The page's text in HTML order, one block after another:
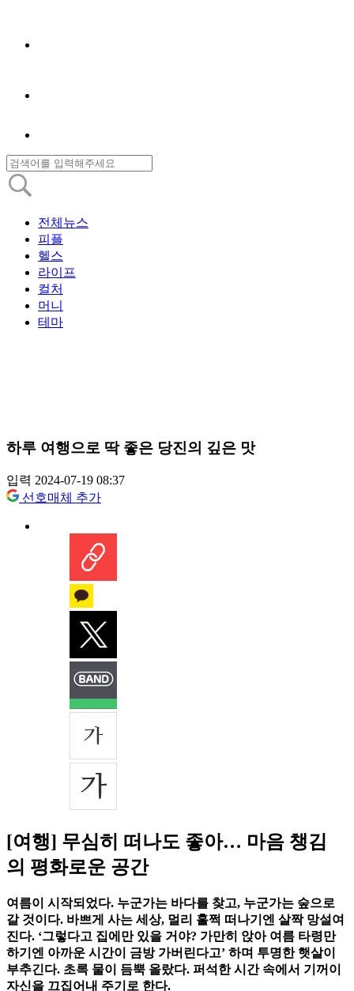
전체뉴스
피플
헬스
라이프
컬처
머니
테마
하루 여행으로 딱 좋은 당진의 깊은 맛
입력 2024-07-19 08:37
선호매체 추가
[여행] 무심히 떠나도 좋아… 마음 챙김
의 평화로운 공간
여름이 시작되었다. 누군가는 바다를 찾고, 누군가는 숲으로
갈 것이다. 바쁘게 사는 세상, 멀리 훌쩍 떠나기엔 살짝 망설여
진다. ‘그렇다고 집에만 있을 거야? 가만히 앉아 여름 타령만
하기엔 아까운 시간이 금방 가버린다고’ 하며 투명한 햇살이
부추긴다. 초록 물이 듬뿍 올랐다. 퍼석한 시간 속에서 기꺼이
자신을 끄집어내 주기로 한다.